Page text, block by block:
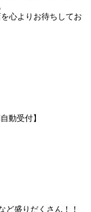
心よりお待ちしてお
動受付】
ど盛りだくさん！！